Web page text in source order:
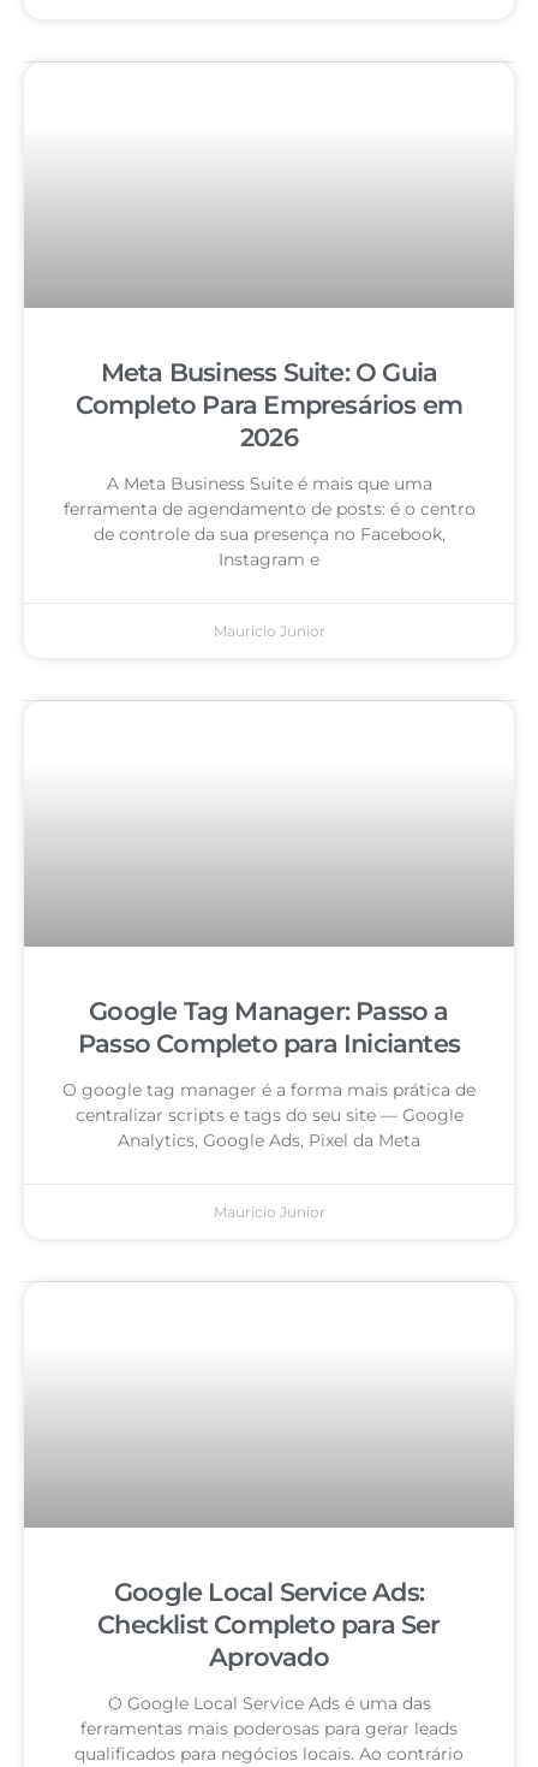
Meta Business Suite: O Guia
Completo Para Empresários em
2026
A Meta Business Suite é mais que uma
ferramenta de agendamento de posts: é o centro
de controle da sua presença no Facebook,
Instagram e
Mauricio Junior
Google Tag Manager: Passo a
Passo Completo para Iniciantes
O google tag manager é a forma mais prática de
centralizar scripts e tags do seu site — Google
Analytics, Google Ads, Pixel da Meta
Mauricio Junior
Google Local Service Ads:
Checklist Completo para Ser
Aprovado
O Google Local Service Ads é uma das
ferramentas mais poderosas para gerar leads
qualificados para negócios locais. Ao contrário